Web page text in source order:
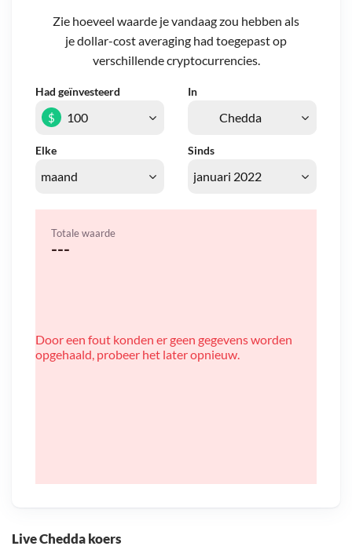
Live Chedda koers
Zie hoeveel waarde je vandaag zou hebben als
je dollar-cost averaging had toegepast op
verschillende cryptocurrencies.
Had geïnvesteerd In
Elke Sinds
$
Totale waarde
---
Door een fout konden er geen gegevens worden
opgehaald, probeer het later opnieuw.